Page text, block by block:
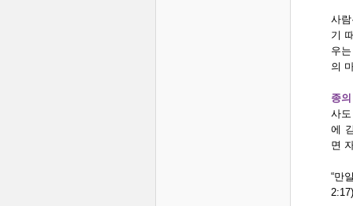
사
기
우
의
종
사
에
면
“만